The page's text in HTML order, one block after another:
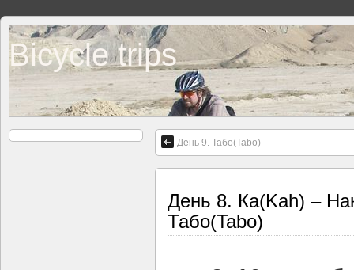
Bicycle trips
День 9. Табо(Tabo)
День 8. Ка(Kah) –
Табо(Tabo)